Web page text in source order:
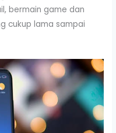
bermain game dan
cukup lama sampai